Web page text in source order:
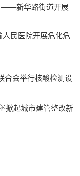
——新华路街道开展
人民医院开展危化危
合会举行核酸检测设
掀起城市建管整改新